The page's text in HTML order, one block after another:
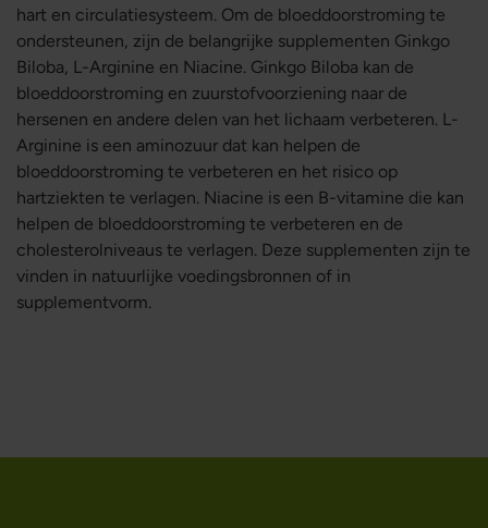
hart en circulatiesysteem. Om de bloeddoorstroming te
ondersteunen, zijn de belangrijke supplementen Ginkgo
Biloba, L-Arginine en Niacine. Ginkgo Biloba kan de
bloeddoorstroming en zuurstofvoorziening naar de
hersenen en andere delen van het lichaam verbeteren. L-
Arginine is een aminozuur dat kan helpen de
bloeddoorstroming te verbeteren en het risico op
hartziekten te verlagen. Niacine is een B-vitamine die kan
helpen de bloeddoorstroming te verbeteren en de
cholesterolniveaus te verlagen. Deze supplementen zijn te
vinden in natuurlijke voedingsbronnen of in
supplementvorm.